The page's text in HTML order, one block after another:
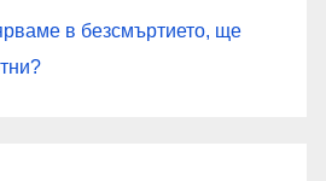
в безсмъртието, ще